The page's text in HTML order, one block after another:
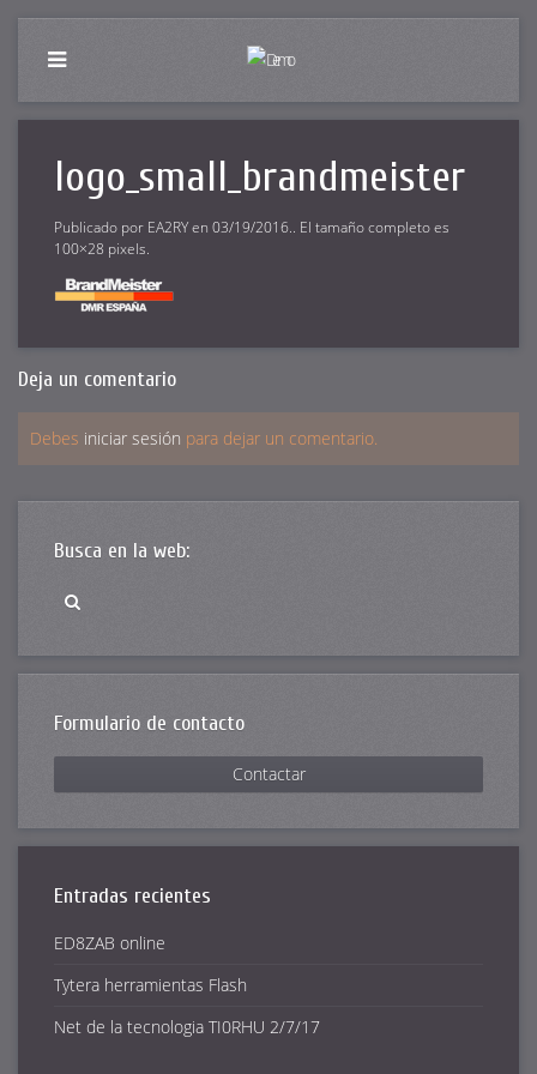
logo_small_brandmeister
Publicado por EA2RYen 03/19/2016.. El tamaño completo es
100×28 pixels.
Deja un comentario
Debes iniciar sesión para dejar un comentario.
Busca en la web:
Formulario de contacto
Contactar
Entradas recientes
ED8ZAB online
Tytera herramientas Flash
Net de la tecnologia TI0RHU 2/7/17